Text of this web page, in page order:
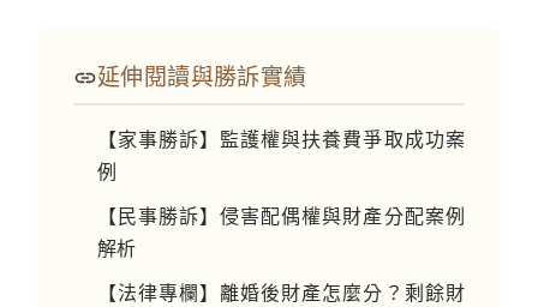
延伸閱讀與勝訴實績
【家事勝訴】監護權與扶養費爭取成功案
例
【民事勝訴】侵害配偶權與財產分配案例
解析
【法律專欄】離婚後財產怎麼分？剩餘財